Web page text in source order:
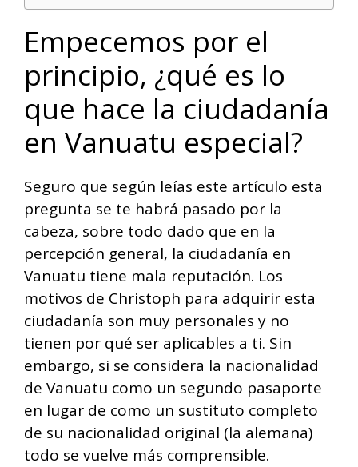
Empecemos por el
principio, ¿qué es lo
que hace la ciudadanía
en Vanuatu especial?
Seguro que según leías este artículo esta
pregunta se te habrá pasado por la
cabeza, sobre todo dado que en la
percepción general, la ciudadanía en
Vanuatu tiene mala reputación. Los
motivos de Christoph para adquirir esta
ciudadanía son muy personales y no
tienen por qué ser aplicables a ti. Sin
embargo, si se considera la nacionalidad
de Vanuatu como un segundo pasaporte
en lugar de como un sustituto completo
de su nacionalidad original (la alemana)
todo se vuelve más comprensible.